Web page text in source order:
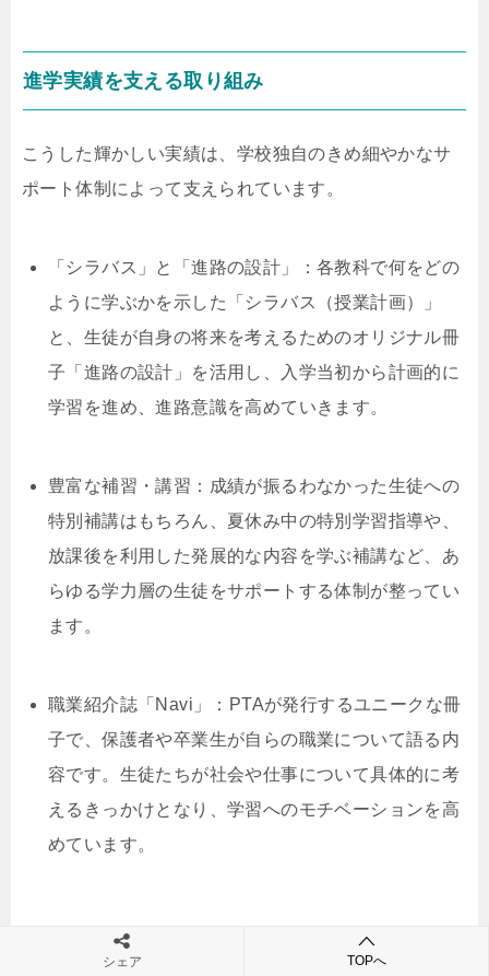
進学実績を支える取り組み
こうした輝かしい実績は、学校独自のきめ細やかなサ
ポート体制によって支えられています。
「シラバス」と「進路の設計」：各教科で何をどの
ように学ぶかを示した「シラバス（授業計画）」
と、生徒が自身の将来を考えるためのオリジナル冊
子「進路の設計」を活用し、入学当初から計画的に
学習を進め、進路意識を高めていきます。
豊富な補習・講習：成績が振るわなかった生徒への
特別補講はもちろん、夏休み中の特別学習指導や、
放課後を利用した発展的な内容を学ぶ補講など、あ
らゆる学力層の生徒をサポートする体制が整ってい
ます。
職業紹介誌「Navi」：PTAが発行するユニークな冊
子で、保護者や卒業生が自らの職業について語る内
容です。生徒たちが社会や仕事について具体的に考
えるきっかけとなり、学習へのモチベーションを高
めています。
清教学園高等学校の特長・アピールポイント
シェア TOPへ